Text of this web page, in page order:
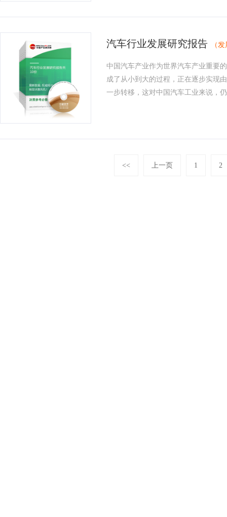
汽车行业发展研究报告 （
中国汽车产业作为世界汽车产业重要
成了从小到大的过程，正在逐步实现
一步转移，这对中国汽车工业来说，
<< 上一页 1 2